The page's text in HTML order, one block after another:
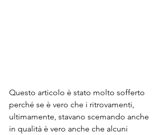
Questo articolo è stato molto sofferto
perché se è vero che i ritrovamenti,
ultimamente, stavano scemando anche
in qualità è vero anche che alcuni